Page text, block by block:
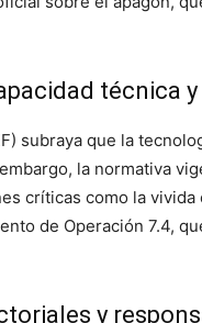
técnica
subraya que la
la normativa
críticas como la
de Operación 7.4,
y